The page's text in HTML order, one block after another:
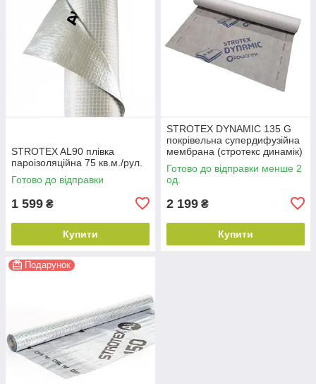
STROTEX AL90 плівка
пароізоляційна 75 кв.м./рул.
Готово до відправки
1 599 ₴
Купити
STROTEX DYNAMIC 135 G
покрівельна супердифузійна
мембрана (стротекс динамік)
Готово до відправки менше 2
од.
2 199 ₴
Купити
Подарунок